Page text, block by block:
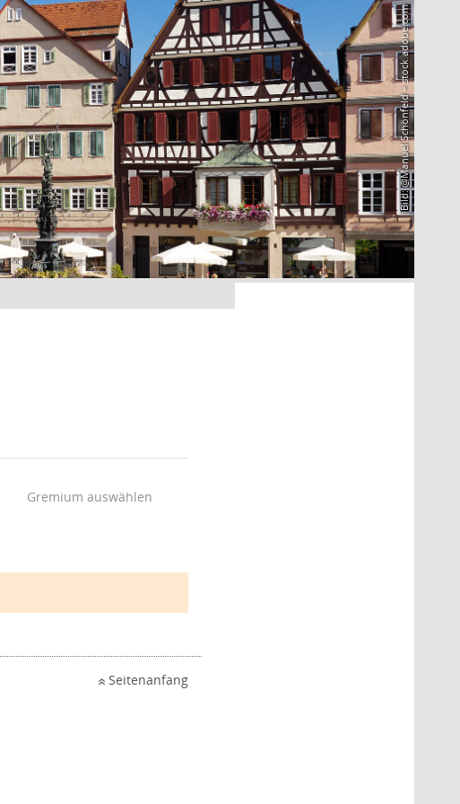
Bild: @Manuel Schönfeld – stock.adobe.com
Gremium auswählen
Seitenanfang